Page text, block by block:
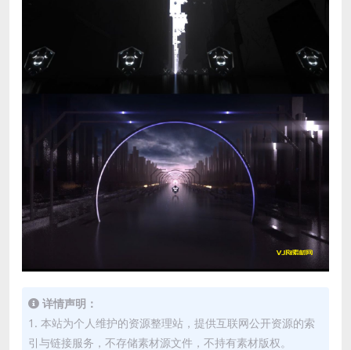
详情声明：
1. 本站为个人维护的资源整理站，提供互联网公开资源的索
引与链接服务，不存储素材源文件，不持有素材版权。